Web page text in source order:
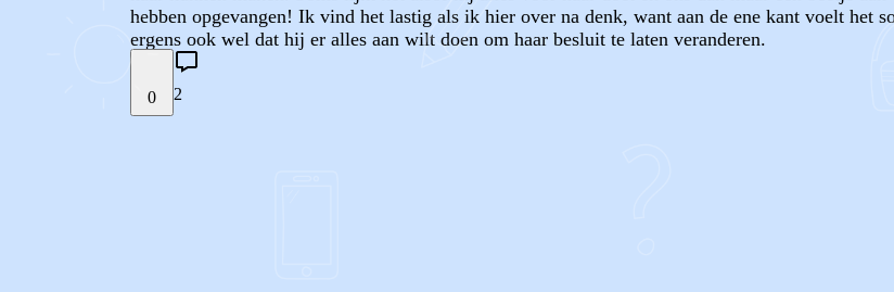
hebben opgevangen! Ik vind het lastig als ik hier over na denk, want aan de ene kant voelt het
ergens ook wel dat hij er alles aan wilt doen om haar besluit te laten veranderen.
0 2